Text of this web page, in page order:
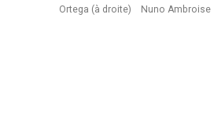
Ortega (à droite) Nuno Ambroise